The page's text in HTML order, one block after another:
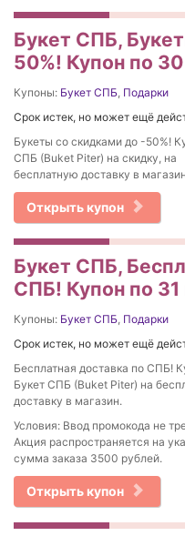
Букет СПБ,
50%! Купон по
Купоны: Букет СПБ, Подарки
Срок истек, но может ещё
Букеты со скидками до -50%!
СПБ (Buket Piter) на скидку, на
бесплатную доставку в
Открыть купон
Букет СПБ,
СПБ! Купон по
Купоны: Букет СПБ, Подарки
Срок истек, но может ещё
Бесплатная доставка по СПБ!
Букет СПБ (Buket Piter) на
доставку в магазин.
Условия: Ввод промокода не
Акция распространяется на
сумма заказа 3500 рублей.
Открыть купон